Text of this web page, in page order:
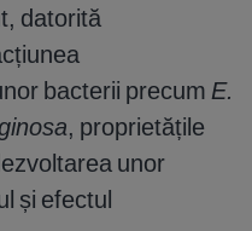
datorită
bacterii precum E.
, proprietățile
unor
și efectul